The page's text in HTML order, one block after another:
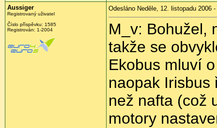
Aussiger
Registrovaný uživatel
Číslo příspěvku: 1585
Registrován: 1-2004
Odesláno Neděle, 12. listopadu 2006 -
M_v: Bohužel,
takže se
Ekobus mluví
naopak Irisbus
než nafta (což
motory